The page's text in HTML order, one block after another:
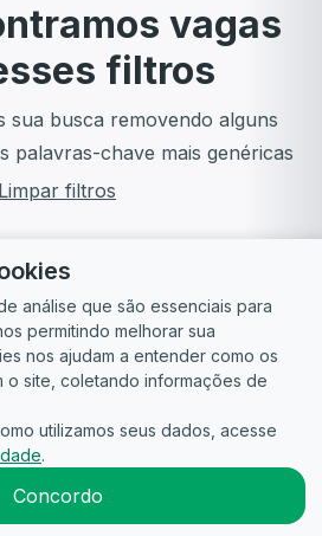
vagas
filtros
sua busca removendo alguns
palavras-chave mais genéricas
Limpar filtros
Política de
Privacidade
Termos
2026CandidataAI
análise que são essenciais para
permitindo melhorar sua
nos ajudam a entender como os
o site, coletando informações de
utilizamos seus dados, acesse
.
Concordo